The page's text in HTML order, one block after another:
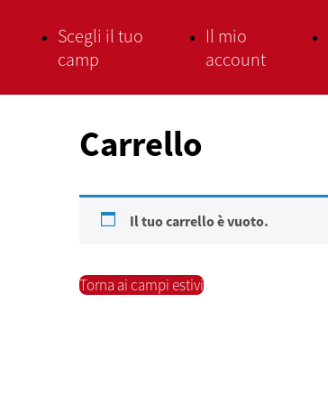
Scegli il tuo
camp
Il mio
account
Carrello
Il tuo carrello è vuoto.
Torna ai campi estivi